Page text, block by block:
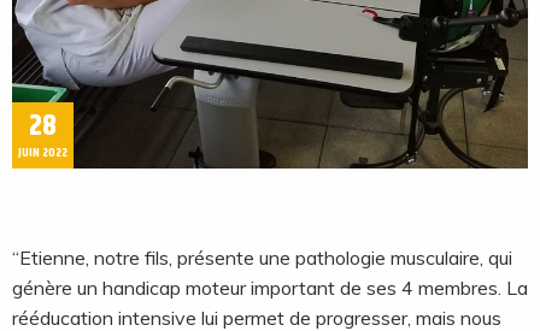
28
JUIN 2022
“Etienne, notre fils, présente une pathologie musculaire, qui
génère un handicap moteur important de ses 4 membres. La
rééducation intensive lui permet de progresser, mais nous